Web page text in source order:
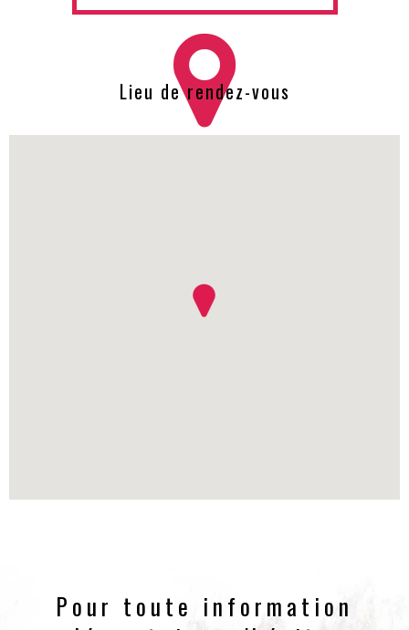
Lieu de rendez-vous
Pour toute information